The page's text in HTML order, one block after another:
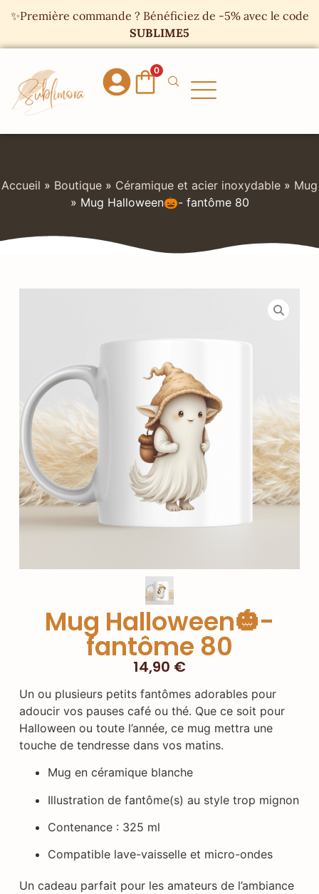
✨Première commande ? Bénéficiez de -5% avec le code
SUBLIME5
0
Accueil » Boutique » Céramique et acier inoxydable » Mug
» Mug Halloween🎃- fantôme 80
Mug Halloween🎃-
fantôme 80
14,90 €
Un ou plusieurs petits fantômes adorables pour
adoucir vos pauses café ou thé. Que ce soit pour
Halloween ou toute l’année, ce mug mettra une
touche de tendresse dans vos matins.
Mug en céramique blanche
Illustration de fantôme(s) au style trop mignon
Contenance : 325 ml
Compatible lave-vaisselle et micro-ondes
Un cadeau parfait pour les amateurs de l’ambiance
Panneau de gestion des cookies